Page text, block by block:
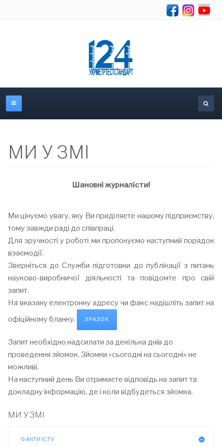
МИ У ЗМІ
Шановні журналісти!
Ми цінуємо увагу, яку Ви приділяєте нашому підприємству,
тому завжди раді до співпраці.
Для зручності у роботі ми пропонуємо наступний порядок
взаємодії.
Зверніться до Служби підготовки до публікації з питань
науково-виробничої діяльності та повідомте про свій
запит.
На вказану електронну адресу чи факс надішліть запит на
офіційному бланку.
ЗРАЗОК
Запит необхідно надсилати за декілька днів до
проведення зйомок. Зйомки «сьогодні на сьогодні» не
можливі.
На наступний день Ви отримаєте відповідь на запит та
докладну інформацію, де і коли відбудеться зйомка.
МИ У ЗМІ
ФАКТИ ICTV